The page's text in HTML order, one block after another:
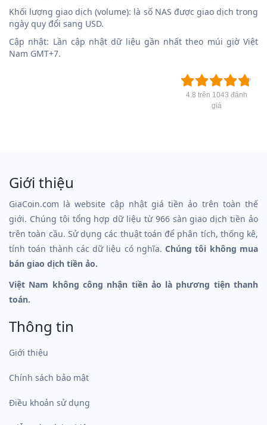
Khối lượng giao dịch (volume): là số NAS được giao dịch trong
ngày quy đổi sang USD.
Cập nhật: Lần cập nhật dữ liệu gần nhất theo múi giờ Việt
Nam GMT+7.
4.8 trên 1043 đánh
giá
Giới thiệu
GiaCoin.com là website cập nhật giá tiền ảo trên toàn thế
giới. Chúng tôi tổng hợp dữ liệu từ 966 sàn giao dịch tiền ảo
trên toàn cầu. Sử dụng các thuật toán để phân tích, thống kê,
tính toán thành các dữ liệu có nghĩa.Chúng tôi không mua
bán giao dịch tiền ảo.
Việt Nam không công nhận tiền ảo là phương tiện thanh
toán.
Thông tin
Giới thiệu
Chính sách bảo mật
Điều khoản sử dụng